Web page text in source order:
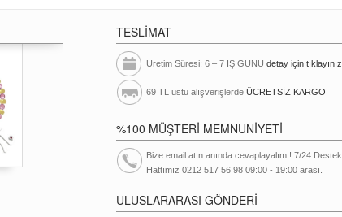
TESLİMAT
Üretim Süresi: 6 – 7 İŞ GÜNÜ detay için tıklayınız
69 TL üstü alışverişlerde ÜCRETSİZ KARGO
%100 MÜŞTERİ MEMNUNİYETİ
Bize email atın anında cevaplayalım ! 7/24 Destek
Hattımız 0212 517 56 98 09:00 - 19:00 arası.
ULUSLARARASI GÖNDERİ